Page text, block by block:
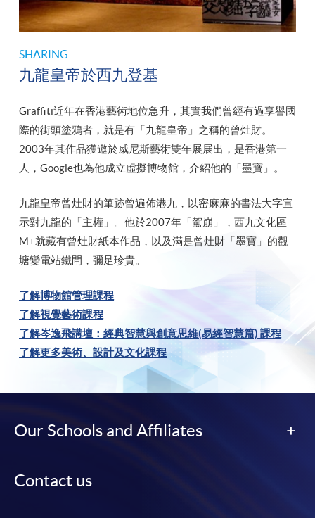
SHARING
九龍皇帝於西九登基
Graffiti近年在香港藝術地位急升，其實我們曾經有過享譽國
際的街頭塗鴉者，就是有「九龍皇帝」之稱的曾灶財。
2003年其作品獲邀於威尼斯藝術雙年展展出，是香港第一
人，Google也為他成立虛擬博物館，介紹他的「墨寶」。
九龍皇帝曾灶財的筆跡曾遍佈港九，以密麻麻的書法大字宣
示對九龍的「主權」。他於2007年「駕崩」，西九文化區
M+就藏有曾灶財紙本作品，以及滿是曾灶財「墨寶」的觀
塘變電站鐵閘，彌足珍貴。
了解博物館管理課程
了解視覺藝術課程
了解岑逸飛講壇：經典智慧與創意思維(易經智慧篇) 課程
了解更多美術、設計及文化課程
Our Schools and Affiliates
Contact us